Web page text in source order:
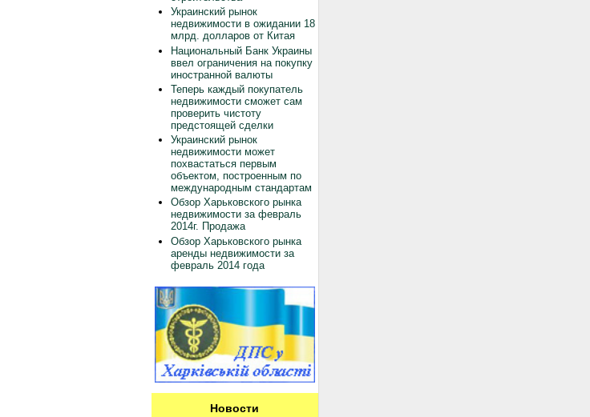
Украинский рынок
недвижимости в ожидании 18
млрд. долларов от Китая
Национальный Банк Украины
ввел ограничения на покупку
иностранной валюты
Теперь каждый покупатель
недвижимости сможет сам
проверить чистоту
предстоящей сделки
Украинский рынок
недвижимости может
похвастаться первым
объектом, построенным по
международным стандартам
Обзор Харьковского рынка
недвижимости за февраль
2014г. Продажа
Обзор Харьковского рынка
аренды недвижимости за
февраль 2014 года
Новости